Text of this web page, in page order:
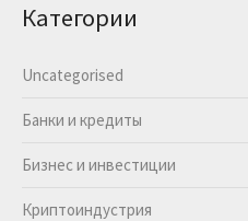
Категории
Uncategorised
Банки и кредиты
Бизнес и инвестиции
Криптоиндустрия